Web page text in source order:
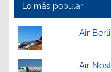
Lo más popular
Air
Air